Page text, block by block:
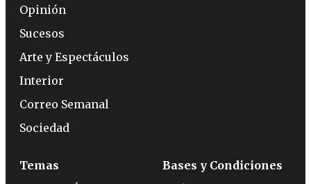
Opinión
Sucesos
Arte y Espectáculos
Interior
Correo Semanal
Sociedad
Temas
Bases y Condiciones